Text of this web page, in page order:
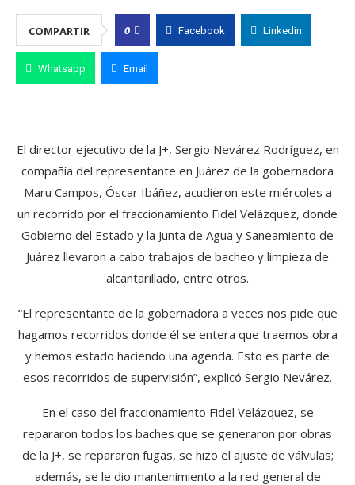
COMPARTIR 0 Facebook Linkedin
Whatsapp Email
El director ejecutivo de la J+, Sergio Nevárez Rodríguez, en
compañía del representante en Juárez de la gobernadora
Maru Campos, Óscar Ibáñez, acudieron este miércoles a
un recorrido por el fraccionamiento Fidel Velázquez, donde
Gobierno del Estado y la Junta de Agua y Saneamiento de
Juárez llevaron a cabo trabajos de bacheo y limpieza de
alcantarillado, entre otros.
“El representante de la gobernadora a veces nos pide que
hagamos recorridos donde él se entera que traemos obra
y hemos estado haciendo una agenda. Esto es parte de
esos recorridos de supervisión”, explicó Sergio Nevárez.
En el caso del fraccionamiento Fidel Velázquez, se
repararon todos los baches que se generaron por obras
de la J+, se repararon fugas, se hizo el ajuste de válvulas;
además, se le dio mantenimiento a la red general de